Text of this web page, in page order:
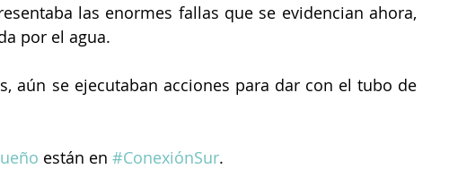
las enormes fallas que se evidencian ahora,
por el agua.
aún se ejecutaban acciones para dar con el tubo de
están en #ConexiónSur.